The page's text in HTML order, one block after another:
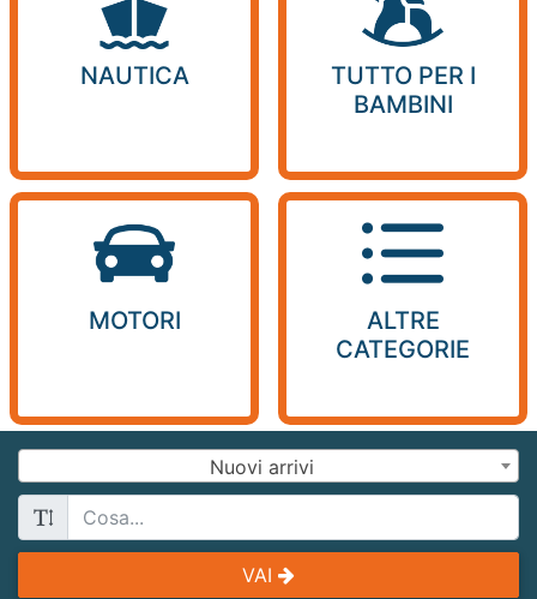
NAUTICA
TUTTO PER I
BAMBINI
MOTORI
ALTRE
CATEGORIE
Nuovi arrivi
VAI